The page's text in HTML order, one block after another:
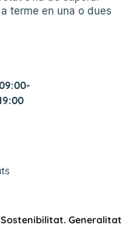
terme en una o dues
-
Generalitat